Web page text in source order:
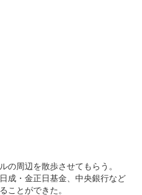
の周辺を散歩させてもらう。
成・金正日基金、中央銀行など
ことができた。